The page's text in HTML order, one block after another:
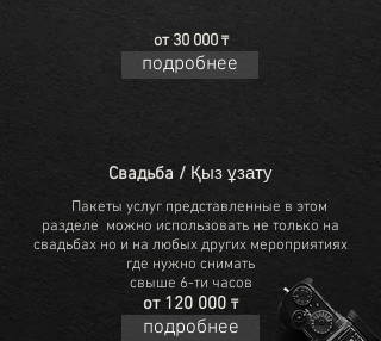
от 30 000 ₸
подробнее
подробнее
Свадьба / Қыз ұзату
Пакеты услуг представленные в этом
разделе можно использовать не только на
свадьбах но и на любых других мероприятиях
где нужно снимать
свыше 6-ти часов
от 120 000 ₸